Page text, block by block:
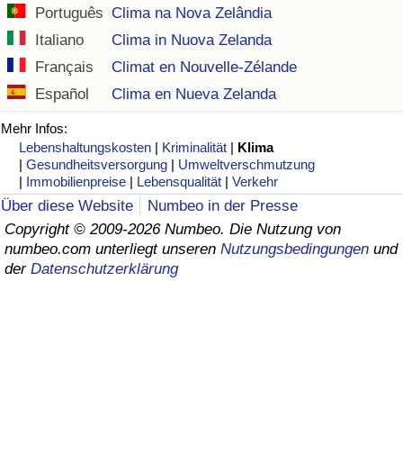
Português Clima na Nova Zelândia
Italiano
Clima in Nuova Zelanda
Français
Climat en Nouvelle-Zélande
Español
Clima en Nueva Zelanda
Mehr Infos:
Lebenshaltungskosten | Kriminalität | Klima
|Gesundheitsversorgung | Umweltverschmutzung
| Immobilienpreise | Lebensqualität |Verkehr
Über diese Website
Numbeo in der Presse
Copyright © 2009-2026 Numbeo. Die Nutzung von
numbeo.com unterliegt unseren Nutzungsbedingungen und
der Datenschutzerklärung
Kriminalitätsindex nach Land
Gesundheitsversorgung
Gesundheitsversorgungs-Index (aktuell)
Gesundheitsversorgungs-Index
Gesundheitsversorgungs-Index nach Land
Umweltverschmutzung